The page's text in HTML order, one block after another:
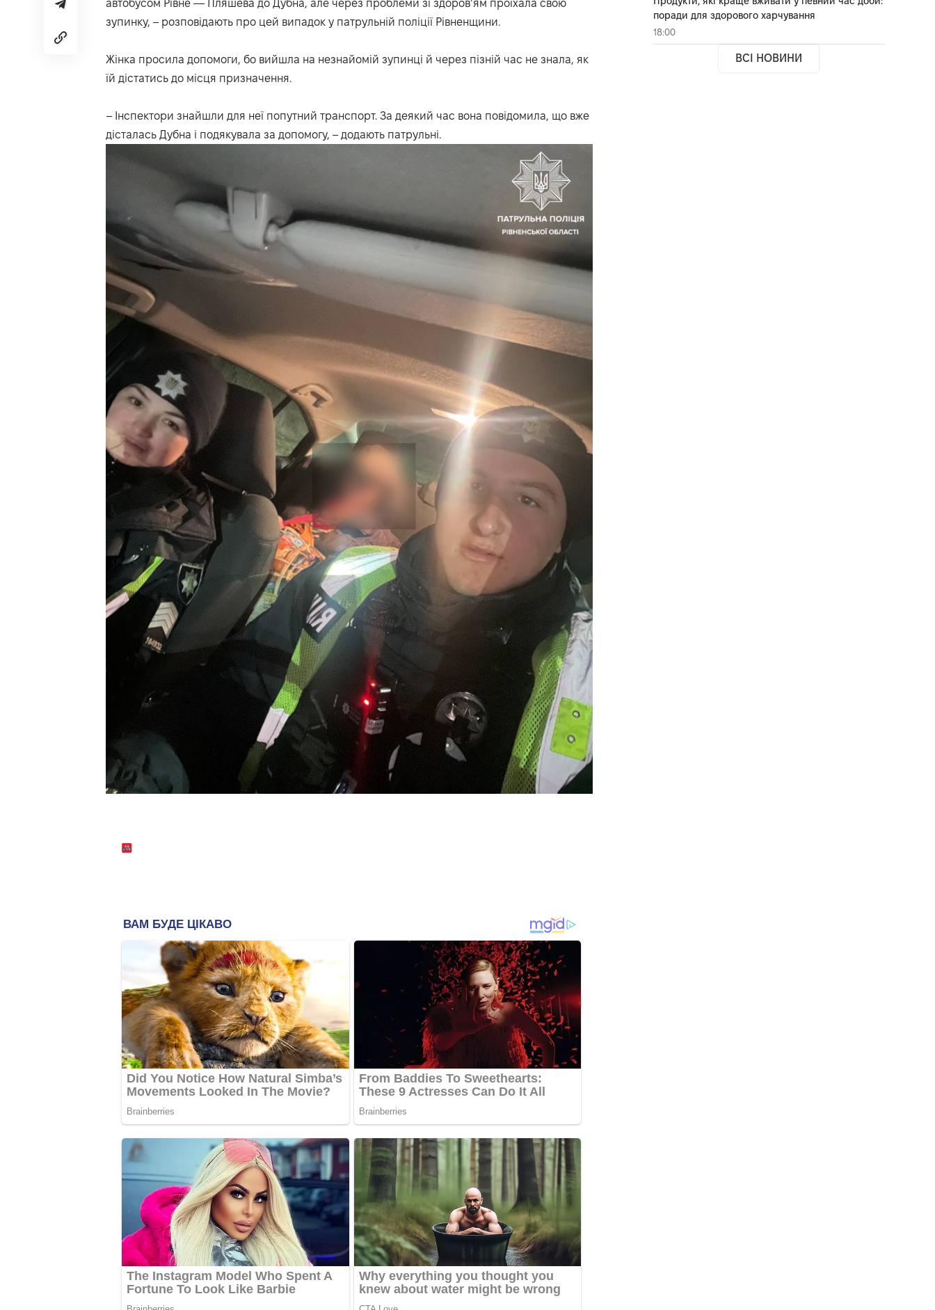
автобусом Рівне — Пляшева до Дубна, але через проблеми зі здоров’ям проїхала свою
зупинку, – розповідають про цей випадок у патрульній поліції Рівненщини.
Жінка просила допомоги, бо вийшла на незнайомій зупинці й через пізній час не знала, як
їй дістатись до місця призначення.
– Інспектори знайшли для неї попутний транспорт. За деякий час вона повідомила, що вже
дісталась Дубна і подякувала за допомогу, – додають патрульні.
поради для здорового харчування
18:00
ВСІ НОВИНИ